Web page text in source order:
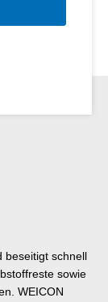
beseitigt schnell
sowie
WEICON